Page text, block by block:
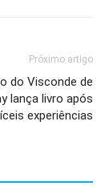
Próximo artigo
do Visconde de
lança livro após
experiências